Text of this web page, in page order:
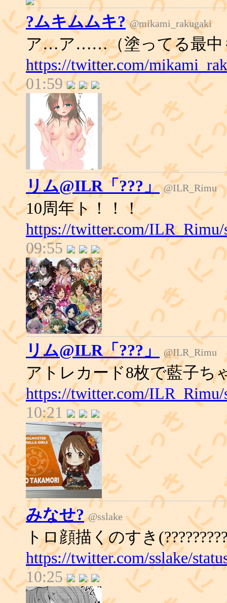
?ムキムムキ? @mikami_rakugaki
ア…ア……（塗ってる最中
https://twitter.com/
01:59
リム@ILR「???」 @ILR_Rimu
10周年ト！！！
https://twitter.com/ILR_Rimu/
09:55
リム@ILR「???」 @ILR_Rimu
アトレカード8枚で藍子ち
https://twitter.com/ILR_Rimu/
10:21
みなせ? @sslake
トロ顔描くのすき
https://twitter.com/sslake/
10:25